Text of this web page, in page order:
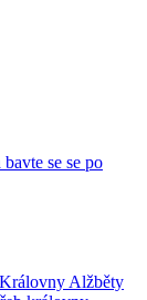
se se po
Alžběty